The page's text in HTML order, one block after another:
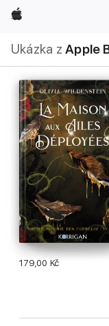
Apple
Ukázka z Apple
navigace –
otevřít
nabídku
179,00 Kč